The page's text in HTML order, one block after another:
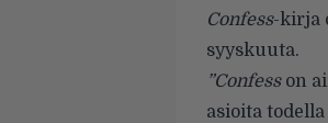
Confess-kirja
syyskuuta.
”Confesson
asioita